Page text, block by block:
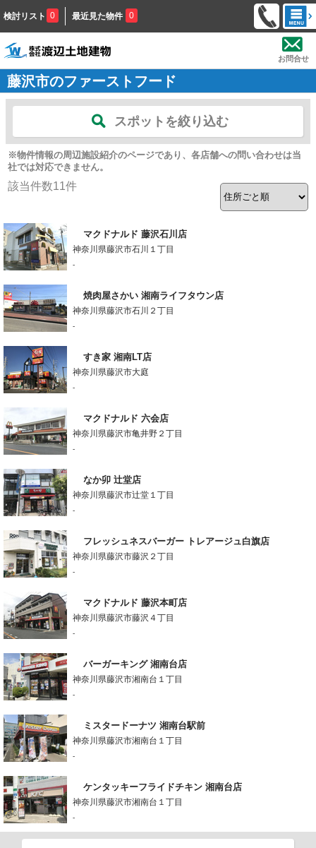
検討リスト 0 最近見た物件 0
お問合せ
藤沢市のファーストフード
スポットを絞り込む
※物件情報の周辺施設紹介のページであり、各店舗への問い合わせは当
社では対応できません。
該当件数11件
マクドナルド 藤沢石川店
神奈川県藤沢市石川１丁目
-
焼肉屋さかい 湘南ライフタウン店
神奈川県藤沢市石川２丁目
-
すき家 湘南LT店
神奈川県藤沢市大庭
-
マクドナルド 六会店
神奈川県藤沢市亀井野２丁目
-
なか卯 辻堂店
神奈川県藤沢市辻堂１丁目
-
フレッシュネスバーガー トレアージュ白旗店
神奈川県藤沢市藤沢２丁目
-
マクドナルド 藤沢本町店
神奈川県藤沢市藤沢４丁目
-
バーガーキング 湘南台店
神奈川県藤沢市湘南台１丁目
-
ミスタードーナツ 湘南台駅前
神奈川県藤沢市湘南台１丁目
-
ケンタッキーフライドチキン 湘南台店
神奈川県藤沢市湘南台１丁目
-